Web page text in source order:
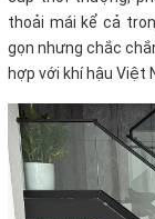
thoải mái kể cả
gọn nhưng chắc
hợp với khí hậu Việt